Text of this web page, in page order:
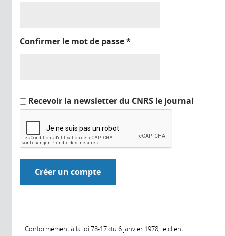
Confirmer le mot de passe*
Recevoir la newsletter du CNRS le journal
Conformément à la loi 78-17 du 6 janvier 1978, le client